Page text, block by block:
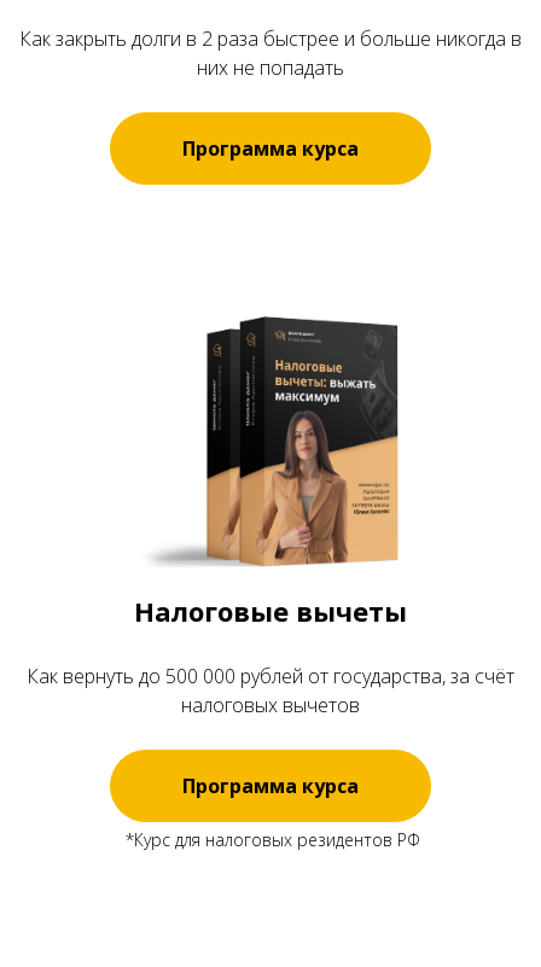
Как закрыть долги в 2 раза быстрее и больше никогда в
них не попадать
Программа курса
Налоговые вычеты
Как вернуть до 500 000 рублей от государства, за счёт
налоговых вычетов
Программа курса
*Курс для налоговых резидентов РФ